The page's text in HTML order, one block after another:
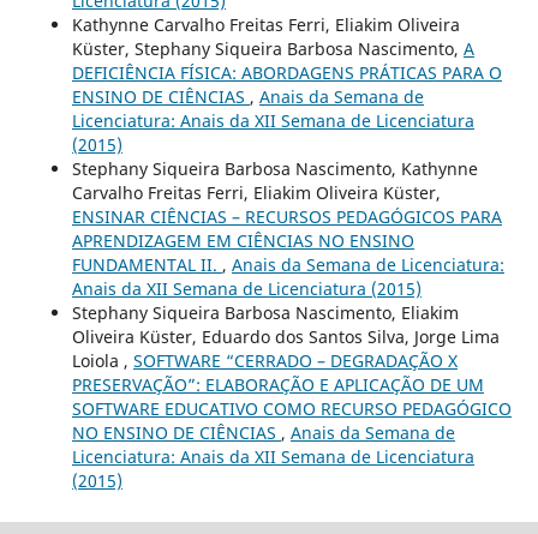
Kathynne Carvalho Freitas Ferri, Eliakim Oliveira
Küster, Stephany Siqueira Barbosa Nascimento, A
DEFICIÊNCIA FÍSICA: ABORDAGENS PRÁTICAS PARA O
ENSINO DE CIÊNCIAS , Anais da Semana de
Licenciatura: Anais da XII Semana de Licenciatura
(2015)
Stephany Siqueira Barbosa Nascimento, Kathynne
Carvalho Freitas Ferri, Eliakim Oliveira Küster,
ENSINAR CIÊNCIAS – RECURSOS PEDAGÓGICOS PARA
APRENDIZAGEM EM CIÊNCIAS NO ENSINO
FUNDAMENTAL II. , Anais da Semana de Licenciatura:
Anais da XII Semana de Licenciatura (2015)
Stephany Siqueira Barbosa Nascimento, Eliakim
Oliveira Küster, Eduardo dos Santos Silva, Jorge Lima
Loiola , SOFTWARE “CERRADO – DEGRADAÇÃO X
PRESERVAÇÃO”: ELABORAÇÃO E APLICAÇÃO DE UM
SOFTWARE EDUCATIVO COMO RECURSO PEDAGÓGICO
NO ENSINO DE CIÊNCIAS , Anais da Semana de
Licenciatura: Anais da XII Semana de Licenciatura
(2015)